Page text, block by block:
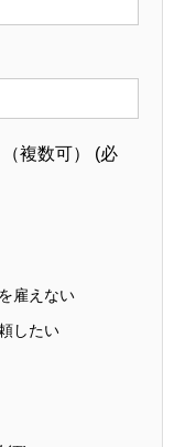
複数可） (必
雇えない
したい